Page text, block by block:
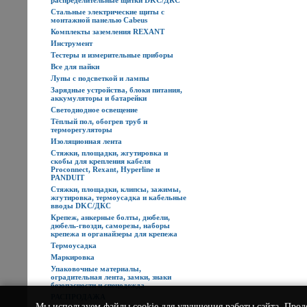
Стальные электрические щиты с
монтажной панелью Cabeus
Комплекты заземления REXANT
Инструмент
Тестеры и измерительные приборы
Все для пайки
Лупы с подсветкой и лампы
Зарядные устройства, блоки питания,
аккумуляторы и батарейки
Светодиодное освещение
Тёплый пол, обогрев труб и
терморегуляторы
Изоляционная лента
Стяжки, площадки, жгутировка и
скобы для крепления кабеля
Proconnect, Rexant, Hyperline и
PANDUIT
Стяжки, площадки, клипсы, зажимы,
жгутировка, термоусадка и кабельные
вводы DKC/ДКС
Крепеж, анкерные болты, дюбели,
дюбель-гвозди, саморезы, наборы
крепежа и органайзеры для крепежа
Термоусадка
Маркировка
Упаковочные материалы,
оградительная лента, замки, знаки
безопасности и спецодежда